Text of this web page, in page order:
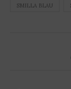
SMILLA BLAU